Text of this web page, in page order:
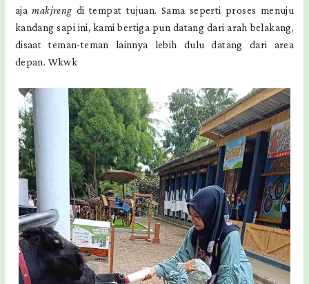
ajamakjreng di tempat tujuan. Sama seperti proses menuju
kandang sapi ini, kami bertiga pun datang dari arah belakang,
disaat teman-teman lainnya lebih dulu datang dari area
depan. Wkwk